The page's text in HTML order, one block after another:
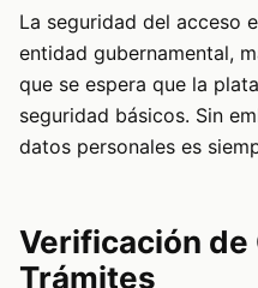
La seguridad del acceso
entidad gubernamental,
que se espera que la
seguridad básicos. Sin
datos personales es
Verificación de
Trámites